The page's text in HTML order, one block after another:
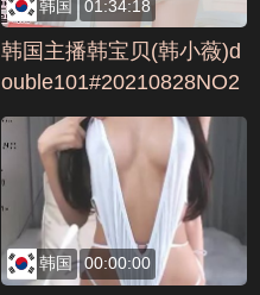
韩国 01:34:18
韩国主播韩宝贝(韩小薇)d
ouble101#20210828NO2
编号D1BB9BE
韩国 00:00:00